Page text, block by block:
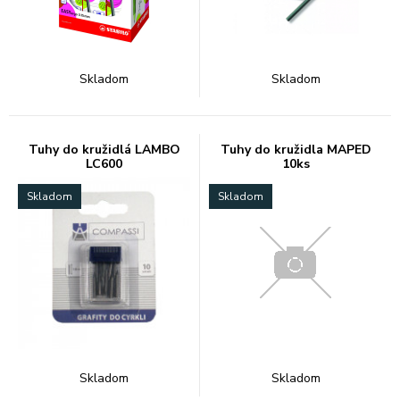
Skladom Skladom
Tuhy do kružidlá LAMBO
LC600
Skladom
Skladom
Tuhy do kružidla MAPED
10ks
Skladom
Skladom